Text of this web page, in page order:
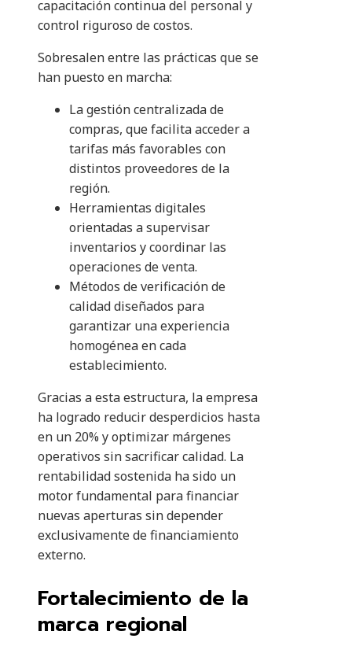
capacitación continua del personal y
control riguroso de costos.
Sobresalen entre las prácticas que se
han puesto en marcha:
La gestión centralizada de
compras, que facilita acceder a
tarifas más favorables con
distintos proveedores de la
región.
Herramientas digitales
orientadas a supervisar
inventarios y coordinar las
operaciones de venta.
Métodos de verificación de
calidad diseñados para
garantizar una experiencia
homogénea en cada
establecimiento.
Gracias a esta estructura, la empresa
ha logrado reducir desperdicios hasta
en un 20% y optimizar márgenes
operativos sin sacrificar calidad. La
rentabilidad sostenida ha sido un
motor fundamental para financiar
nuevas aperturas sin depender
exclusivamente de financiamiento
externo.
Fortalecimiento de la
marca regional